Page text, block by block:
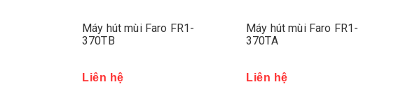
Máy hút mùi Faro FR1-
370TB
Liên hệ
Máy hút mùi Faro FR1-
370TA
Liên hệ